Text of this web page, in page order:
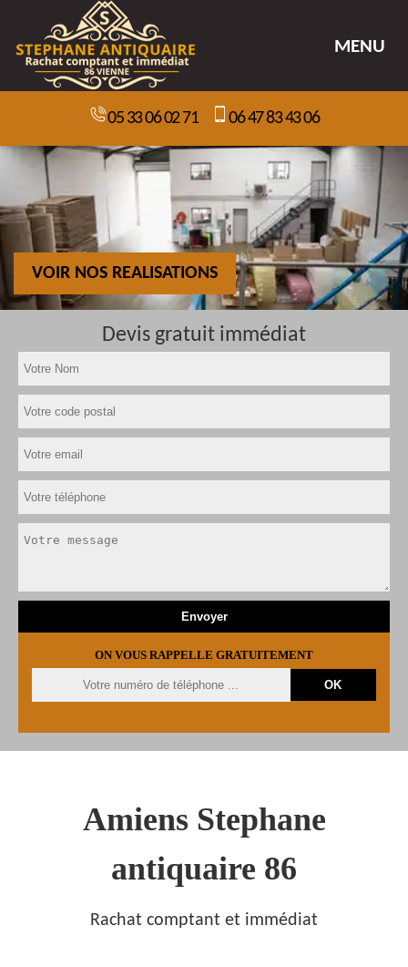
MENU
05 33 06 02 71 06 47 83 43 06
VOIR NOS REALISATIONS
Devis gratuit immédiat
ON VOUS RAPPELLE GRATUITEMENT
Amiens Stephane
antiquaire 86
Rachat comptant et immédiat